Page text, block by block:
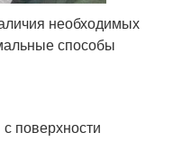
необходимых
способы
поверхности